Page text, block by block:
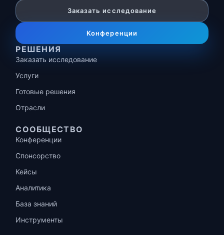
Заказать исследование
Конференции
РЕШЕНИЯ
Заказать исследование
Услуги
Готовые решения
Отрасли
СООБЩЕСТВО
Конференции
Спонсорство
Кейсы
Аналитика
База знаний
Инструменты